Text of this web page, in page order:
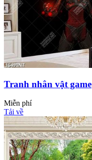
Tranh nhân vật game
Miễn phí
Tải về